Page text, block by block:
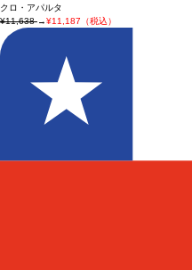
クロ・アパルタ
¥11,638→¥11,187（税込）